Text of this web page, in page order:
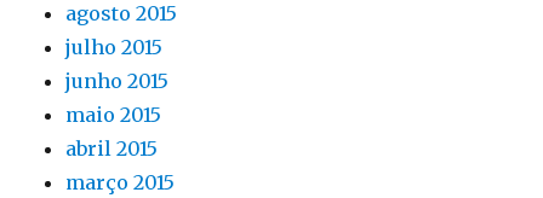
agosto 2015
julho 2015
junho 2015
maio 2015
abril 2015
março 2015